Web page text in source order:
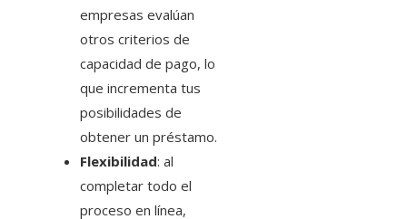
empresas evalúan
otros criterios de
capacidad de pago, lo
que incrementa tus
posibilidades de
obtener un préstamo.
Flexibilidad: al
completar todo el
proceso en línea,